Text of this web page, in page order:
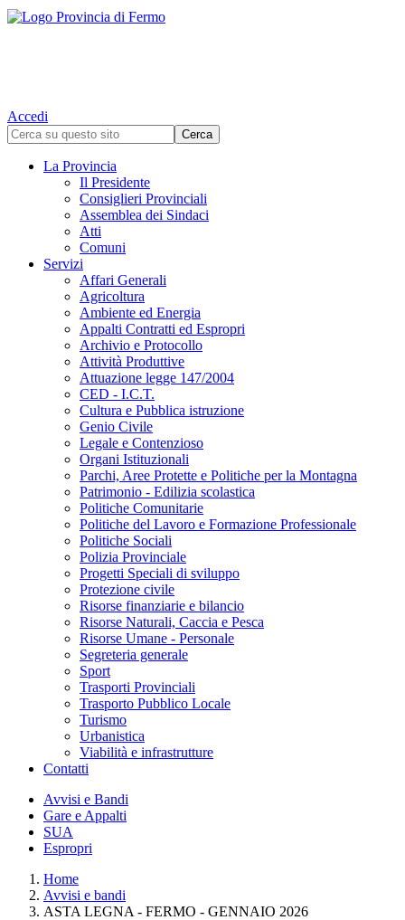
Accedi
La Provincia
Il Presidente
Consiglieri Provinciali
Assemblea dei Sindaci
Atti
Comuni
Servizi
Affari Generali
Agricoltura
Ambiente ed Energia
Appalti Contratti ed Espropri
Archivio e Protocollo
Attività Produttive
Attuazione legge 147/2004
CED - I.C.T.
Cultura e Pubblica istruzione
Genio Civile
Legale e Contenzioso
Organi Istituzionali
Parchi, Aree Protette e Politiche per la Montagna
Patrimonio - Edilizia scolastica
Politiche Comunitarie
Politiche del Lavoro e Formazione Professionale
Politiche Sociali
Polizia Provinciale
Progetti Speciali di sviluppo
Protezione civile
Risorse finanziarie e bilancio
Risorse Naturali, Caccia e Pesca
Risorse Umane - Personale
Segreteria generale
Sport
Trasporti Provinciali
Trasporto Pubblico Locale
Turismo
Urbanistica
Viabilità e infrastrutture
Contatti
Avvisi e Bandi
Gare e Appalti
SUA
Espropri
Home
Avvisi e bandi
ASTA LEGNA - FERMO - GENNAIO 2026